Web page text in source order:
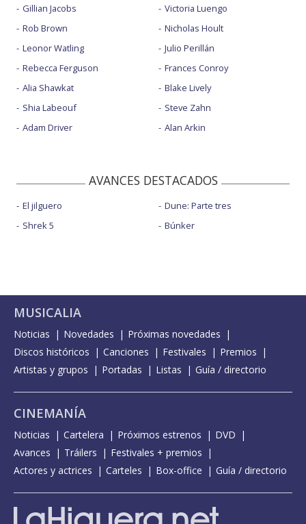
Gillian Jacobs
Rob Brown
Leonor Watling
Rebecca Ferguson
Alia Shawkat
Shia Labeouf
Adam Driver
Victoria Luengo
Nicholas Hoult
Julio Perillán
Frances Conroy
Blake Lively
Steve Zahn
Alan Arkin
AVANCES DESTACADOS
El jilguero
Shrek 5
Dune: Parte tres
Búnker
MUSICALIA
Noticias Novedades
Próximas novedades
Discos históricos
Canciones Festivales
Premios
Artistas y grupos
Portadas Listas Guía / directorio
CINEMANÍA
Noticias Cartelera Próximos estrenos
DVD
Avances
Tráilers
Festivales + premios
Actores y actrices
Carteles Box-office Guía / directorio